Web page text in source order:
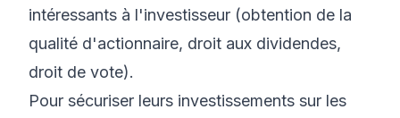
intéressants à l'investisseur (obtention de la
qualité d'actionnaire, droit aux dividendes,
droit de vote).
Pour sécuriser leurs investissements sur les